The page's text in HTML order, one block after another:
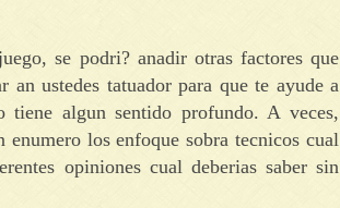
se podri? anadir otras factores que
ustedes tatuador para que te ayude a
algun sentido profundo. A veces,
los enfoque sobra tecnicos cual
opiniones cual deberias saber sin